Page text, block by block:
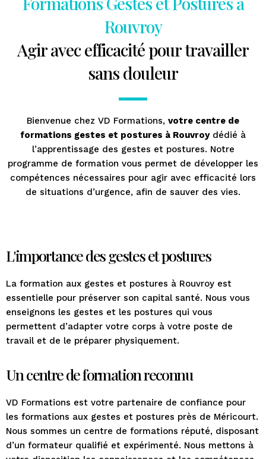
Rouvroy
Agir avec efficacité pour travailler
sans douleur​
Bienvenue chez VD Formations, votre centre de
formations gestes et postures à Rouvroydédié à
l’apprentissage des gestes et postures. Notre
programme de formation vous permet de développer les
compétences nécessaires pour agir avec efficacité lors
de situations d’urgence, afin de sauver des vies.
L'importance des gestes et postures
La formation aux gestes et postures à Rouvroy est
essentielle pour préserver son capital santé. Nous vous
enseignons les gestes et les postures qui vous
permettent d’adapter votre corps à votre poste de
travail et de le préparer physiquement.
Un centre de formation reconnu
VD Formations est votre partenaire de confiance pour
les formations aux gestes et postures près de Méricourt.
Nous sommes un centre de formations réputé, disposant
d’un formateur qualifié et expérimenté. Nous mettons à